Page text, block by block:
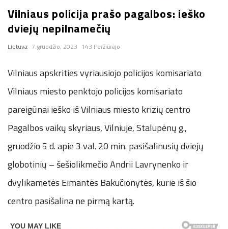
n
.
n
e
t
Vilniaus policija prašo pagalbos: ieško
dviejų nepilnamečių
Lietuva 7 gruodžio, 2023 143 Peržiūrėjo
Vilniaus apskrities vyriausiojo policijos komisariato
Vilniaus miesto penktojo policijos komisariato
pareigūnai ieško iš Vilniaus miesto krizių centro
Pagalbos vaikų skyriaus, Vilniuje, Stalupėnų g.,
gruodžio 5 d. apie 3 val. 20 min. pasišalinusių dviejų
globotinių – šešiolikmečio Andrii Lavrynenko ir
dvylikametės Eimantės Bakučionytės, kurie iš šio
centro pasišalina ne pirmą kartą.